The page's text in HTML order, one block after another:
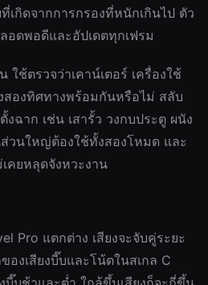
เกิดจากการกรองที่หนักเกินไป ตัว
อดพอดีและอัปเดตทุกเฟรม
ช้ตรวจว่าเคาน์เตอร์ เครื่องใช้
องทิศทางพร้อมกันหรือไม่ สลับ
ฉาก เช่น เสารั้ว วงกบประตู ผนัง
วนใหญ่ต้องใช้ทั้งสองโหมด และ
คยหลุดจังหวะงาน
Pro แตกต่าง เสียงจะจับคู่ระยะ
องเสียงบี๊บและโน้ตในสเกล C